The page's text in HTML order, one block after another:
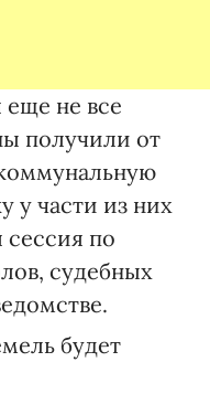
еще не все
получили от
у части из них
сессия по
судебных
будет